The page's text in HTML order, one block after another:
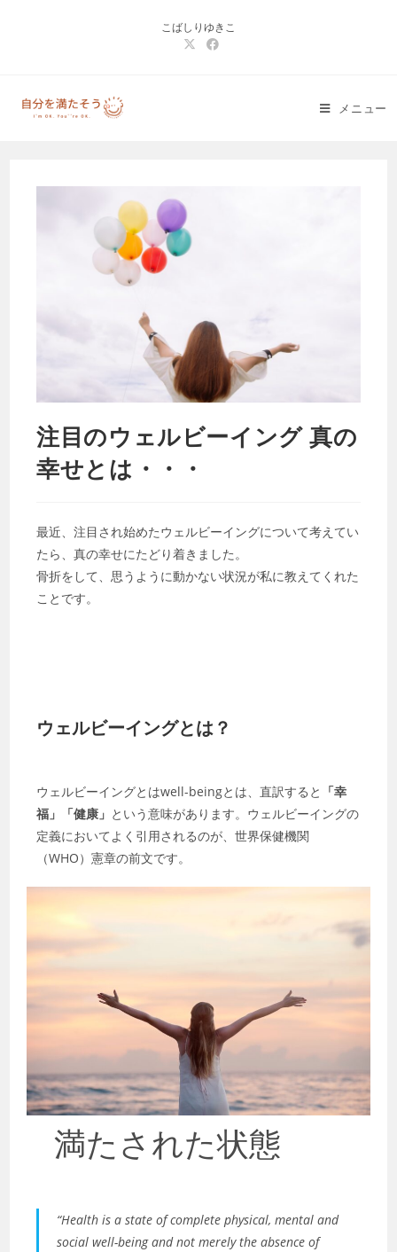
こばしりゆきこ
メニュー
注目のウェルビーイング 真の
幸せとは・・・
最近、注目され始めたウェルビーイングについて考えてい
たら、真の幸せにたどり着きました。
骨折をして、思うように動かない状況が私に教えてくれた
ことです。
ウェルビーイングとは？
ウェルビーイングとはwell-beingとは、直訳すると 「幸
福」「健康」 という意味があります。ウェルビーイングの
定義においてよく引用されるのが、世界保健機関
（WHO）憲章の前文です。
満たされた状態
“Health is a state of complete physical, mental and
social well-being and not merely the absence of